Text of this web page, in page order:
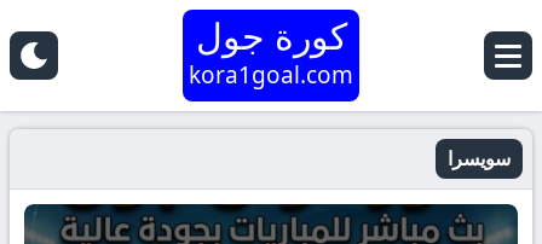
كورة جول
kora1goal.com
سويسرا